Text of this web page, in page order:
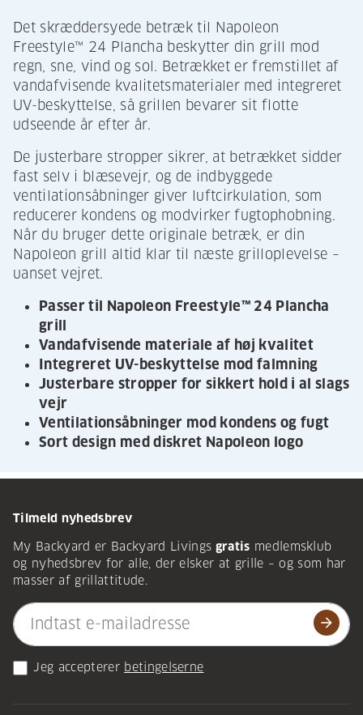
Det skræddersyede betræk til Napoleon
Freestyle™ 24 Plancha beskytter din grill mod
regn, sne, vind og sol. Betrækket er fremstillet af
vandafvisende kvalitetsmaterialer med integreret
UV-beskyttelse, så grillen bevarer sit flotte
udseende år efter år.
De justerbare stropper sikrer, at betrækket sidder
fast selv i blæsevejr, og de indbyggede
ventilationsåbninger giver luftcirkulation, som
reducerer kondens og modvirker fugtophobning.
Når du bruger dette originale betræk, er din
Napoleon grill altid klar til næste grilloplevelse –
uanset vejret.
Passer til Napoleon Freestyle™ 24 Plancha
grill
Vandafvisende materiale af høj kvalitet
Integreret UV-beskyttelse mod falmning
Justerbare stropper for sikkert hold i al slags
vejr
Ventilationsåbninger mod kondens og fugt
Sort design med diskret Napoleon logo
Tilmeld nyhedsbrev
My Backyard er Backyard Livings gratis medlemsklub
og nyhedsbrev for alle, der elsker at grille – og som har
masser af grillattitude.
arrow_forward
Jeg accepterer betingelserne